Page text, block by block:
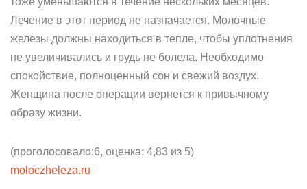
Лечение в этот период не назначается. Молочные
железы должны находиться в тепле, чтобы уплотнения
не увеличивались и грудь не болела. Необходимо
спокойствие, полноценный сон и свежий воздух.
Женщина после операции вернется к привычному
образу жизни.
(проголосовало:6, оценка: 4,83 из 5)
moloczheleza.ru